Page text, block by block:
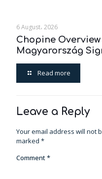
6 August، 2026
Chopine Overview
Magyarország
Read more
Leave a Reply
Your email address will not
marked *
Comment*